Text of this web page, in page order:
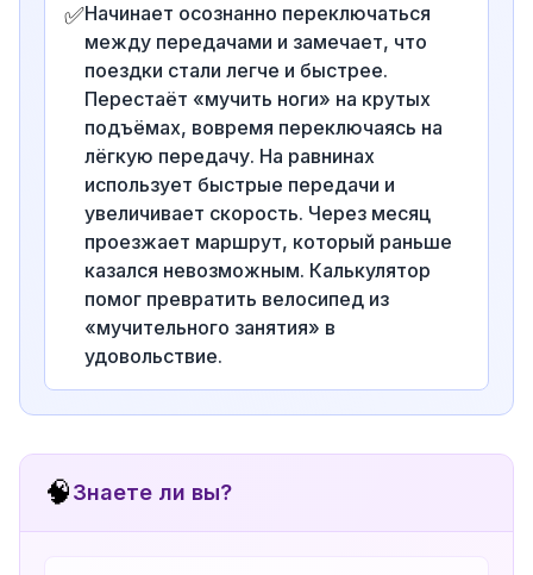
✅Начинает осознанно переключаться
между передачами и замечает, что
поездки стали легче и быстрее.
Перестаёт «мучить ноги» на крутых
подъёмах, вовремя переключаясь на
лёгкую передачу. На равнинах
использует быстрые передачи и
увеличивает скорость. Через месяц
проезжает маршрут, который раньше
казался невозможным. Калькулятор
помог превратить велосипед из
«мучительного занятия» в
удовольствие.
🧠Знаете ли вы?